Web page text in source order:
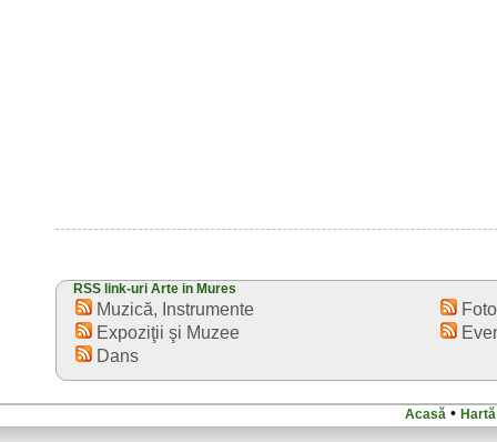
RSS link-uri Arte in Mures
Muzică, Instrumente
Expoziţii şi Muzee
Dans
Acasă •